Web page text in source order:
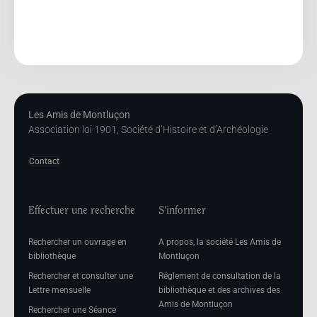
Les Amis de Montluçon
Association loi 1901, Société d’Histoire et d’Archéologie
Contact
Effectuer une recherche
Rechercher un ouvrage en
bibliothèque
Rechercher et consulter une
Lettre mensuelle
Rechercher une Séance
S'informer
A propos, la société Les Amis de
Montluçon
Réglement de consultation de la
bibliothèque et des archives des
Amis de Montluçon